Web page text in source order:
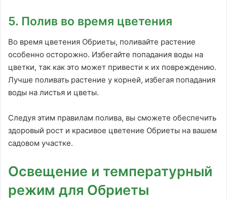
5. Полив во время цветения
Во время цветения Обриеты, поливайте растение
особенно осторожно. Избегайте попадания воды на
цветки, так как это может привести к их повреждению.
Лучше поливать растение у корней, избегая попадания
воды на листья и цветы.
Следуя этим правилам полива, вы сможете обеспечить
здоровый рост и красивое цветение Обриеты на вашем
садовом участке.
Освещение и температурный
режим для Обриеты